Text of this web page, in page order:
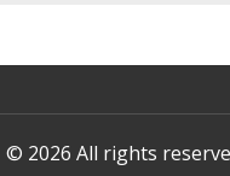
© 2026 All rights